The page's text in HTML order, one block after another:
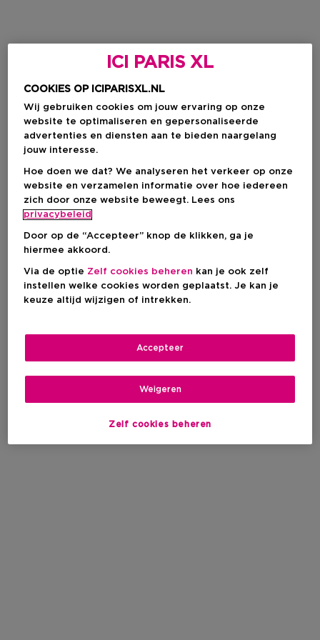
ICI PARIS XL
COOKIES OP ICIPARISXL.NL
Wij gebruiken cookies om jouw ervaring op onze
website te optimaliseren en gepersonaliseerde
advertenties en diensten aan te bieden naargelang
jouw interesse.
Hoe doen we dat? We analyseren het verkeer op onze
website en verzamelen informatie over hoe iedereen
zich door onze website beweegt. Lees ons
privacybeleid
Door op de “Accepteer” knop de klikken, ga je
hiermee akkoord.
Via de optie Zelf cookies beheren kan je ook zelf
instellen welke cookies worden geplaatst. Je kan je
keuze altijd wijzigen of intrekken.
Zelf cookies beheren
Weigeren
Accepteer